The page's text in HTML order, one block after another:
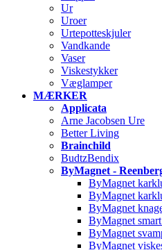
Ur
Uroer
Urtepotteskjuler
Vandkande
Vaser
Viskestykker
Væglamper
MÆRKER
Applicata
Arne Jacobsen Ure
Better Living
Brainchild
BudtzBendix
ByMagnet -
ByMagnet
ByMagnet
ByMagnet
ByMagnet
ByMagnet
ByMagnet